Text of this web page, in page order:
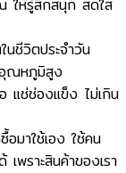
รู้สึกสนุก สดใส
วิตประจำวัน
อุณหภูมิสูง
แช่ช่องแข็ง ไม่เกิน
อมาใช้เอง ใช้คน
พราะสินค้าของเรา